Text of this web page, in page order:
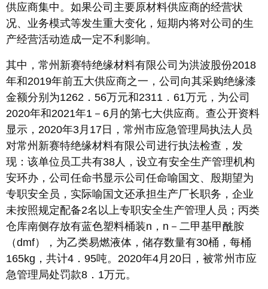
供应商集中。如果公司主要原材料供应商的经营状
况、业务模式等发生重大变化，短期内将对公司的生
产经营活动造成一定不利影响。
其中，常州新赛特绝缘材料有限公司为洪波股份2018
年和2019年前五大供应商之一，公司向其采购绝缘漆
金额分别为1262．56万元和2311．61万元，为公司
2020年和2021年1－6月的第七大供应商。查公开资料
显示，2020年3月17日，常州市应急管理局执法人员
对常州新赛特绝缘材料有限公司进行执法检查，发
现：该单位员工共有38人，设立有安全生产管理机构
安环办，公司任命书显示公司任命喻国文、殷期望为
专职安全员，实际喻国文还承担生产厂长职务，企业
未按照规定配备2名以上专职安全生产管理人员；丙类
仓库南侧存放有蓝色塑料桶装n，n－二甲基甲酰胺
（dmf），为乙类易燃液体，储存数量有30桶，每桶
165kg，共计4．95吨。2020年4月20日，被常州市应
急管理局处罚款8．1万元。